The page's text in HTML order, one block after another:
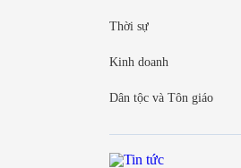
Thời sự
Kinh doanh
Dân tộc và Tôn giáo